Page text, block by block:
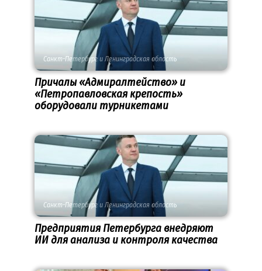
Санкт-Петербург и Ленинградская область
Причалы «Адмиралтейство» и
«Петропавловская крепость»
оборудовали турникетами
Санкт-Петербург и Ленинградская область
Предприятия Петербурга внедряют
ИИ для анализа и контроля качества